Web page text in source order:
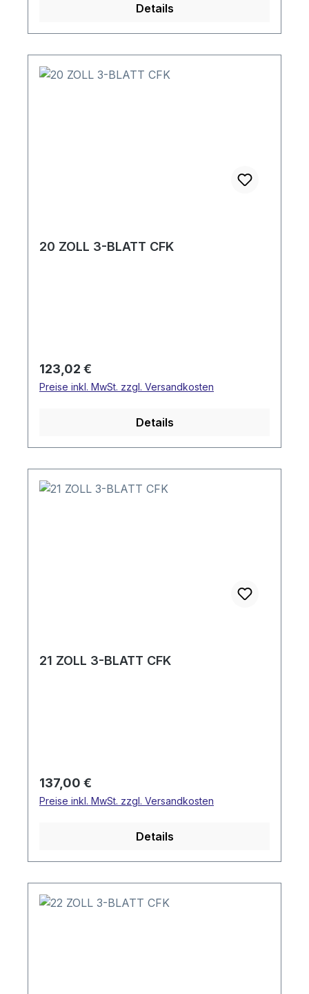
Details
20 ZOLL 3-BLATT CFK
Regulärer Preis:
123,02 €
Preise inkl. MwSt. zzgl. Versandkosten
Details
21 ZOLL 3-BLATT CFK
Regulärer Preis:
137,00 €
Preise inkl. MwSt. zzgl. Versandkosten
Details